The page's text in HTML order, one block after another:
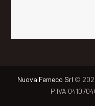
Nuova Femeco Srl ©
P.IVA